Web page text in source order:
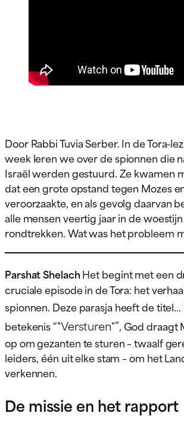
Door Rabbi Tuvia Serber. In de Tora-
week leren we over de spionnen die
Israël werden gestuurd. Ze kwamen
dat een grote opstand tegen Mozes
veroorzaakte, en als gevolg daarvan
alle mensen veertig jaar in de
rondtrekken. Wat was het probleem
Parshat ShelachHet begint met een
cruciale episode in de Tora: het
spionnen. Deze parasja heeft de titel...
betekenis“"Versturen"”, God draagt
op om gezanten te sturen – twaalf
leiders, één uit elke stam – om het
verkennen.
De missie en het rapport